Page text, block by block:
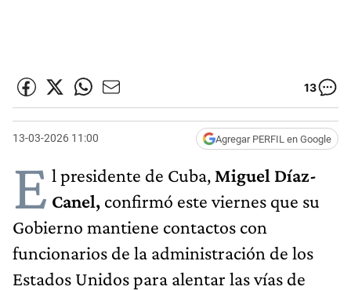
13
13-03-2026 11:00 Agregar PERFIL en Google
E l presidente de Cuba, Miguel Díaz-
Canel, confirmó este viernes que su
Gobierno mantiene contactos con
funcionarios de la administración de los
Estados Unidos para alentar las vías de